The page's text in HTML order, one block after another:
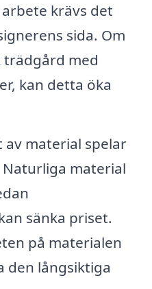
krävs det
sida. Om
trädgård med
kan detta öka
av material spelar
material
sänka priset.
på materialen
den långsiktiga